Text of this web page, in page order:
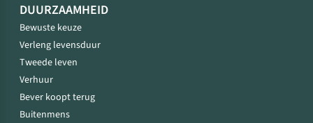
DUURZAAMHEID
Bewuste keuze
Verleng levensduur
Tweede leven
Verhuur
Bever koopt terug
Buitenmens